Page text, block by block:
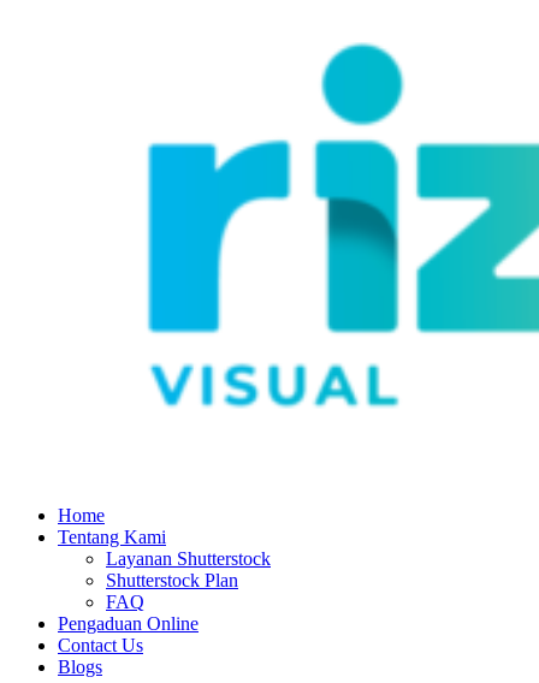
Home
Tentang Kami
Layanan Shutterstock
Shutterstock Plan
FAQ
Pengaduan Online
Contact Us
Blogs